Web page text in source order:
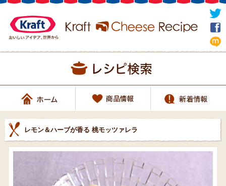
レモン＆ハーブが香る 桃モッツァレラ